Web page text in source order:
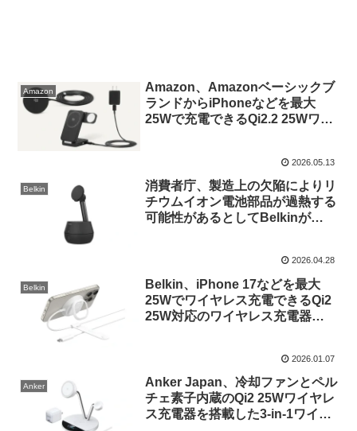
Amazon
Amazon、Amazonベーシックブ
ランドからiPhoneなどを最大
25Wで充電できるQi2.2 25Wワイ
どを搭載した3-in-1ワイヤレス充
電ステーションを発売。
2026.05.13
Belkin
消費者庁、製造上の欠陥によりリ
チウムイオン電池部品が過熱する
可能性があるとしてBelkinが
Auto-Tracking Stand Pro with
DockKit」の情報を公開。
2026.04.28
Belkin
Belkin、iPhone 17などを最大
25Wでワイヤレス充電できるQi2
25W対応のワイヤレス充電器
2026.01.07
Anker
Anker Japan、冷却ファンとペル
チェ素子内蔵のQi2 25Wワイヤレ
ス充電器を搭載した3-in-1ワイヤ